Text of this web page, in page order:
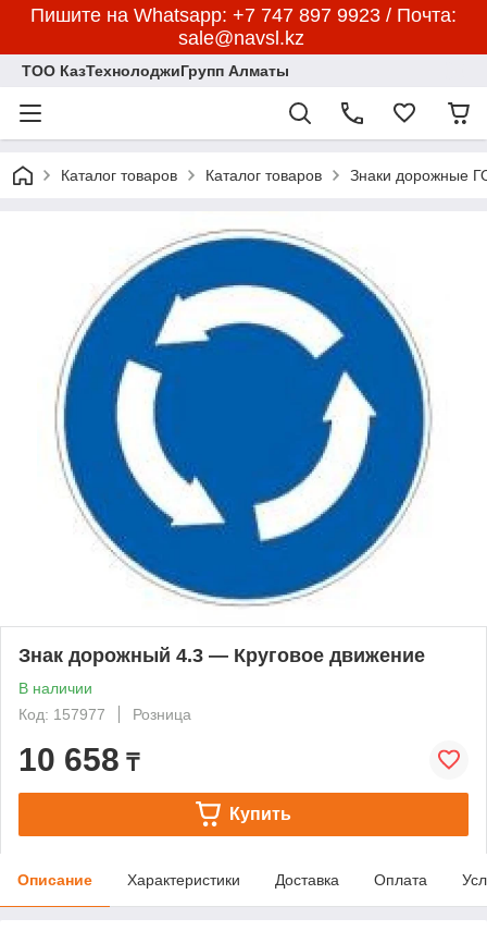
Пишите на Whatsapp: +7 747 897 9923 / Почта:
sale@navsl.kz
ТОО КазТехнолоджиГрупп Алматы
Каталог товаров Каталог товаров Знаки дорожные
Знак дорожный 4.3 — Круговое движение
В наличии
Код: 157977
Розница
10 658 ₸
Купить
Описание Характеристики Доставка Оплата